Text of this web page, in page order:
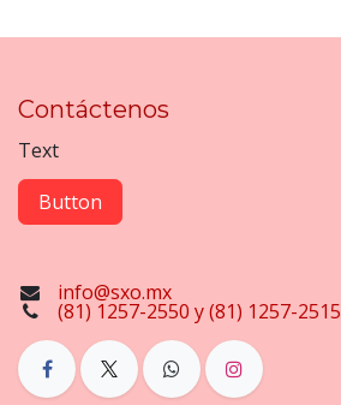
Contáctenos
Text
Button
info@sxo.mx
(81) 1257-2550 y (81) 1257-2515